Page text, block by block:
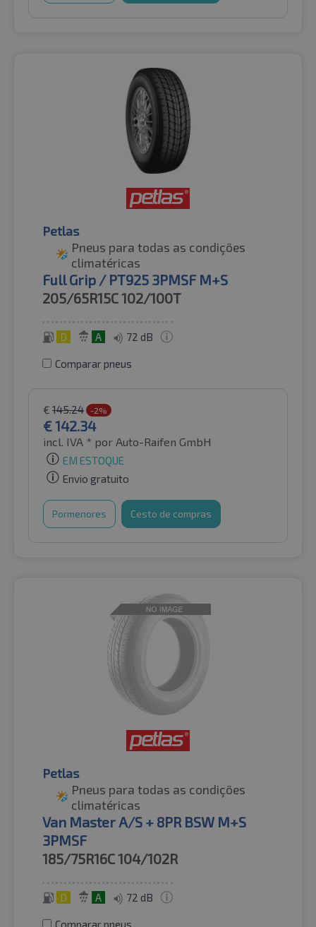
Petlas
Pneus para todas as condições
climatéricas
Full Grip / PT925 3PMSF M+S
205/65R15C102/100T
D A 72 dB
Comparar pneus
€ 145.24 -2%
€142.34
incl. IVA * por Auto-Raifen GmbH
EM ESTOQUE
Envio gratuito
Pormenores Cesto de compras
Petlas
Pneus para todas as condições
climatéricas
Van Master A/S + 8PR BSW M+S
3PMSF
185/75R16C104/102R
D A 72 dB
Comparar pneus